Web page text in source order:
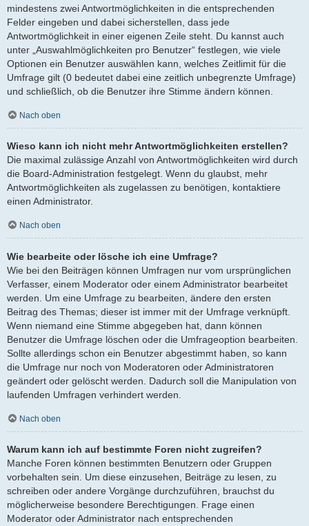
mindestens zwei Antwortmöglichkeiten in die entsprechenden
Felder eingeben und dabei sicherstellen, dass jede
Antwortmöglichkeit in einer eigenen Zeile steht. Du kannst auch
unter „Auswahlmöglichkeiten pro Benutzer“ festlegen, wie viele
Optionen ein Benutzer auswählen kann, welches Zeitlimit für die
Umfrage gilt (0 bedeutet dabei eine zeitlich unbegrenzte Umfrage)
und schließlich, ob die Benutzer ihre Stimme ändern können.
Nach oben
Wieso kann ich nicht mehr Antwortmöglichkeiten erstellen?
Die maximal zulässige Anzahl von Antwortmöglichkeiten wird durch
die Board-Administration festgelegt. Wenn du glaubst, mehr
Antwortmöglichkeiten als zugelassen zu benötigen, kontaktiere
einen Administrator.
Nach oben
Wie bearbeite oder lösche ich eine Umfrage?
Wie bei den Beiträgen können Umfragen nur vom ursprünglichen
Verfasser, einem Moderator oder einem Administrator bearbeitet
werden. Um eine Umfrage zu bearbeiten, ändere den ersten
Beitrag des Themas; dieser ist immer mit der Umfrage verknüpft.
Wenn niemand eine Stimme abgegeben hat, dann können
Benutzer die Umfrage löschen oder die Umfrageoption bearbeiten.
Sollte allerdings schon ein Benutzer abgestimmt haben, so kann
die Umfrage nur noch von Moderatoren oder Administratoren
geändert oder gelöscht werden. Dadurch soll die Manipulation von
laufenden Umfragen verhindert werden.
Nach oben
Warum kann ich auf bestimmte Foren nicht zugreifen?
Manche Foren können bestimmten Benutzern oder Gruppen
vorbehalten sein. Um diese einzusehen, Beiträge zu lesen, zu
schreiben oder andere Vorgänge durchzuführen, brauchst du
möglicherweise besondere Berechtigungen. Frage einen
Moderator oder Administrator nach entsprechenden